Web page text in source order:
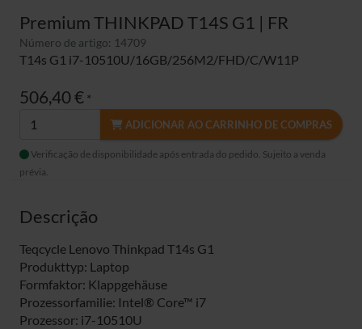
Premium THINKPAD T14S G1 | FR
Número de artigo: 14709
T14s G1 i7-10510U/16GB/256M2/FHD/C/W11P
506,40 € *
ADICIONAR AO CARRINHO DE COMPRAS
Verificação de disponibilidade após entrada do pedido. Sujeito a venda
prévia.
Descrição
Teqcycle Lenovo Thinkpad T14s G1
Produkttyp: Laptop
Formfaktor: Klappgehäuse
Prozessorfamilie: Intel® Core™ i7
Prozessor: i7-10510U